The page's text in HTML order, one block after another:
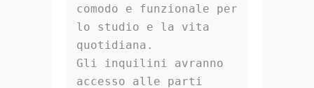
comodo e funzionale per
lo studio e la vita
quotidiana.
Gli inquilini avranno
accesso alle parti